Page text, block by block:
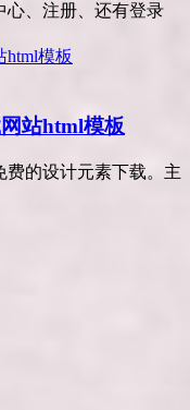
心、注册、还有登录
站html模板
的设计元素下载。主